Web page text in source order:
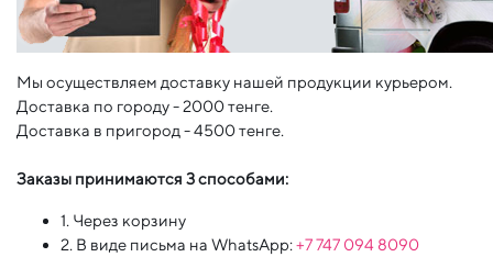
Мы осуществляем доставку нашей продукции курьером.
Доставка по городу - 2000 тенге.
Доставка в пригород - 4500 тенге.
Заказы принимаются 3 способами:
1. Через корзину
2. В виде письма на WhatsApp:+7 747 094 8090